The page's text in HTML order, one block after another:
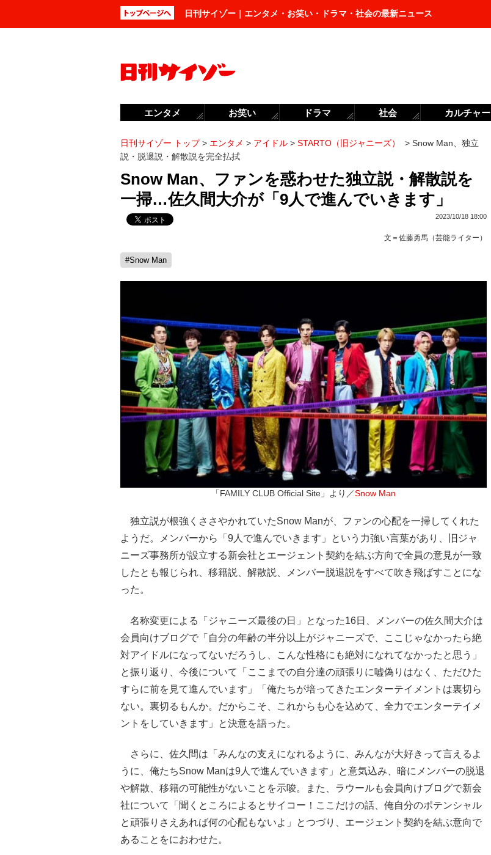
日刊サイゾー｜エンタメ・お笑い・ドラマ・社会の最新ニュース
日刊サイゾー トップ> エンタメ > アイドル > STARTO（旧ジャニーズ） > Snow Man、独立
説・脱退説・解散説を完全払拭
Snow Man、ファンを惑わせた独立説・解散説を
一掃…佐久間大介が「9人で進んでいきます」
2023/10/18 18:00
文＝ 佐藤勇馬（芸能ライター）
#Snow Man
「FAMILY CLUB Official Site」より／Snow Man
独立説が根強くささやかれていたSnow Manが、ファンの心配を一掃してくれた
ようだ。メンバーから「9人で進んでいきます」という力強い言葉があり、旧ジャ
ニーズ事務所が設立する新会社とエージェント契約を結ぶ方向で全員の意見が一致
したとも報じられ、移籍説、解散説、メンバー脱退説をすべて吹き飛ばすことにな
った。
名称変更による「ジャニーズ最後の日」となった16日、メンバーの佐久間大介は
会員向けブログで「自分の年齢の半分以上がジャニーズで、ここじゃなかったら絶
対アイドルになってないだろうし、こんな性格にも絶対になれてなかったと思う」
と振り返り、今後について「ここまでの自分達の頑張りに嘘偽りはなく、ただひた
すらに前を見て進んでいます」「俺たちが培ってきたエンターテイメントは裏切ら
ない。裏切るもんか。だからこそ、これからも心を込めて、全力でエンターテイメ
ントをしていきます」と決意を語った。
さらに、佐久間は「みんなの支えになれるように、みんなが大好きって言えるよ
うに、俺たちSnow Manは9人で進んでいきます」と意気込み、暗にメンバーの脱退
や解散、移籍の可能性がないことを示唆。また、ラウールも会員向けブログで新会
社について「聞くところによるとサイコー！ここだけの話、俺自分のポテンシャル
と頑張りさえあれば何の心配もないよ」とつづり、エージェント契約を結ぶ意向で
あることをにおわせた。
エンタメ お笑い ドラマ 社会 カルチャー